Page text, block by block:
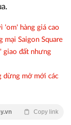
'om' hàng giá cao
Saigon Square
giao đất nhưng
dừng mở mới các
Copy link